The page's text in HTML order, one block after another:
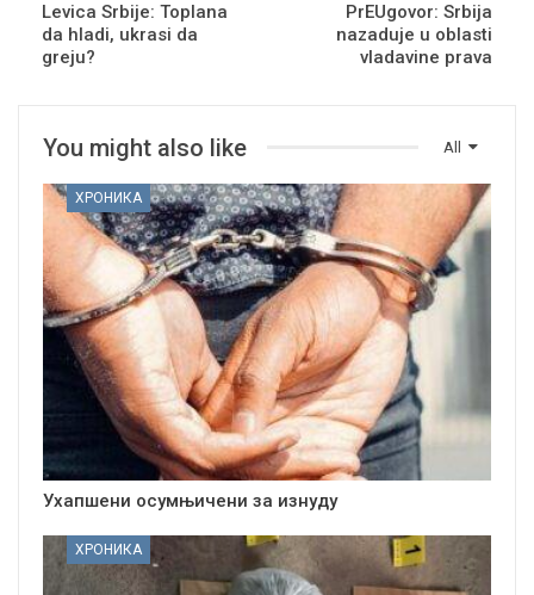
Levica Srbije: Toplana
da hladi, ukrasi da
greju?
PrEUgovor: Srbija
nazaduje u oblasti
vladavine prava
All
You might also like
ХРОНИКА
Ухапшени осумњичени за изнуду
ХРОНИКА